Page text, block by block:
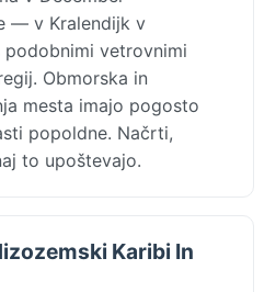
— v Kralendijk v
vetrovnimi
Obmorska in
mesta imajo pogosto
popoldne. Načrti,
to upoštevajo.
Karibi In